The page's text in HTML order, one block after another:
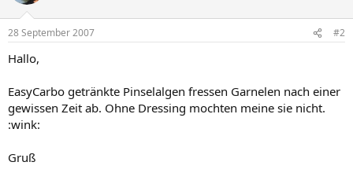
28 September 2007 #2
Hallo,
EasyCarbo getränkte Pinselalgen fressen Garnelen nach einer
gewissen Zeit ab. Ohne Dressing mochten meine sie nicht.
:wink:
Gruß